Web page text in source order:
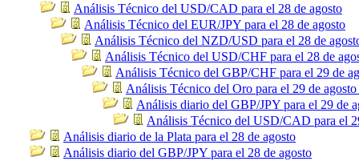
Análisis Técnico del USD/CAD para el 28 de agosto
Análisis Técnico del EUR/JPY para el 28 de agosto
Análisis Técnico del NZD/USD para el 28 de
Análisis Técnico del USD/CHF para el 28 de
Análisis Técnico del GBP/CHF para el 29 de
Análisis Técnico del Oro para el 29 de agosto
Análisis diario del GBP/JPY para el 29 de
Análisis Técnico del USD/CAD para el
Análisis diario de la Plata para el 28 de agosto
Análisis diario del GBP/JPY para el 28 de agosto